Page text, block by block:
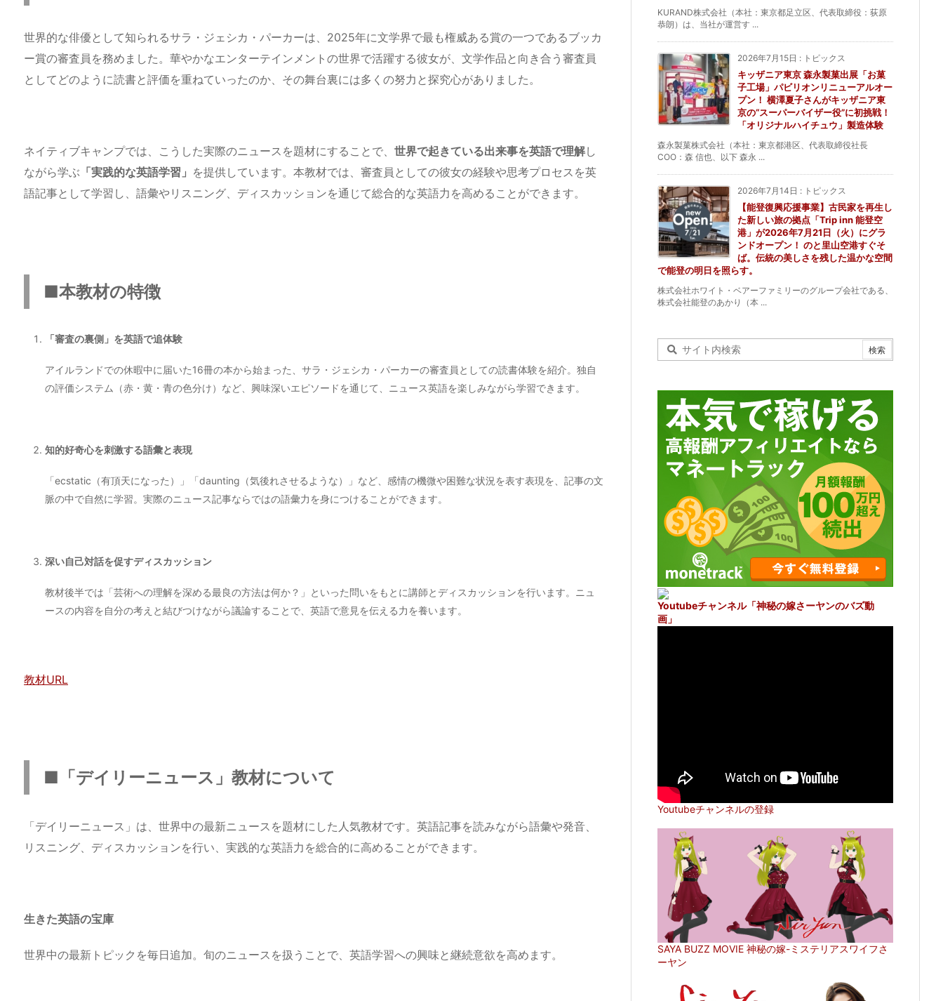
世界的な俳優として知られるサラ・ジェシカ・パーカーは、2025年に文学界で最も権威ある賞の一つであるブッカ
ー賞の審査員を務めました。華やかなエンターテインメントの世界で活躍する彼女が、文学作品と向き合う審査員
としてどのように読書と評価を重ねていったのか、その舞台裏には多くの努力と探究心がありました。
ネイティブキャンプでは、こうした実際のニュースを題材にすることで、 世界で起きている出来事を英語で理解し
ながら学ぶ 「実践的な英語学習」 を提供しています。本教材では、審査員としての彼女の経験や思考プロセスを英
語記事として学習し、語彙やリスニング、ディスカッションを通じて総合的な英語力を高めることができます。
■本教材の特徴
「審査の裏側」を英語で追体験
アイルランドでの休暇中に届いた16冊の本から始まった、サラ・ジェシカ・パーカーの審査員としての読書体験を紹介。独自
の評価システム（赤・黄・青の色分け）など、興味深いエピソードを通じて、ニュース英語を楽しみながら学習できます。
知的好奇心を刺激する語彙と表現
「ecstatic（有頂天になった）」「daunting（気後れさせるような）」など、感情の機微や困難な状況を表す表現を、記事の文
脈の中で自然に学習。実際のニュース記事ならではの語彙力を身につけることができます。
深い自己対話を促すディスカッション
教材後半では「芸術への理解を深める最良の方法は何か？」といった問いをもとに講師とディスカッションを行います。ニュ
ースの内容を自分の考えと結びつけながら議論することで、英語で意見を伝える力を養います。
教材URL
■「デイリーニュース」教材について
「デイリーニュース」は、世界中の最新ニュースを題材にした人気教材です。英語記事を読みながら語彙や発音、
リスニング、ディスカッションを行い、実践的な英語力を総合的に高めることができます。
生きた英語の宝庫
世界中の最新トピックを毎日追加。旬のニュースを扱うことで、英語学習への興味と継続意欲を高めます。
KURAND株式会社（本社：東京都足立区、代表取締役：荻原
恭朗）は、当社が運営す ...
2026年7月15日 : トピックス
キッザニア東京 森永製菓出展「お菓
子工場」パビリオンリニューアルオー
プン！ 横澤夏子さんがキッザニア東
京の“スーパーバイザー役”に初挑戦！
「オリジナルハイチュウ」製造体験
森永製菓株式会社（本社：東京都港区、代表取締役社長
COO：森 信也、以下 森永 ...
2026年7月14日 : トピックス
【能登復興応援事業】古民家を再生し
た新しい旅の拠点「Trip inn 能登空
港」が2026年7月21日（火）にグラ
ンドオープン！ のと里山空港すぐそ
ば。伝統の美しさを残した温かな空間
で能登の明日を照らす。
株式会社ホワイト・ベアーファミリーのグループ会社である、
株式会社能登のあかり（本 ...
Youtubeチャンネル「神秘の嫁さーヤンのバズ動
画」
Youtubeチャンネルの登録
SAYA BUZZ MOVIE 神秘の嫁-ミステリアスワイフさ
ーヤン